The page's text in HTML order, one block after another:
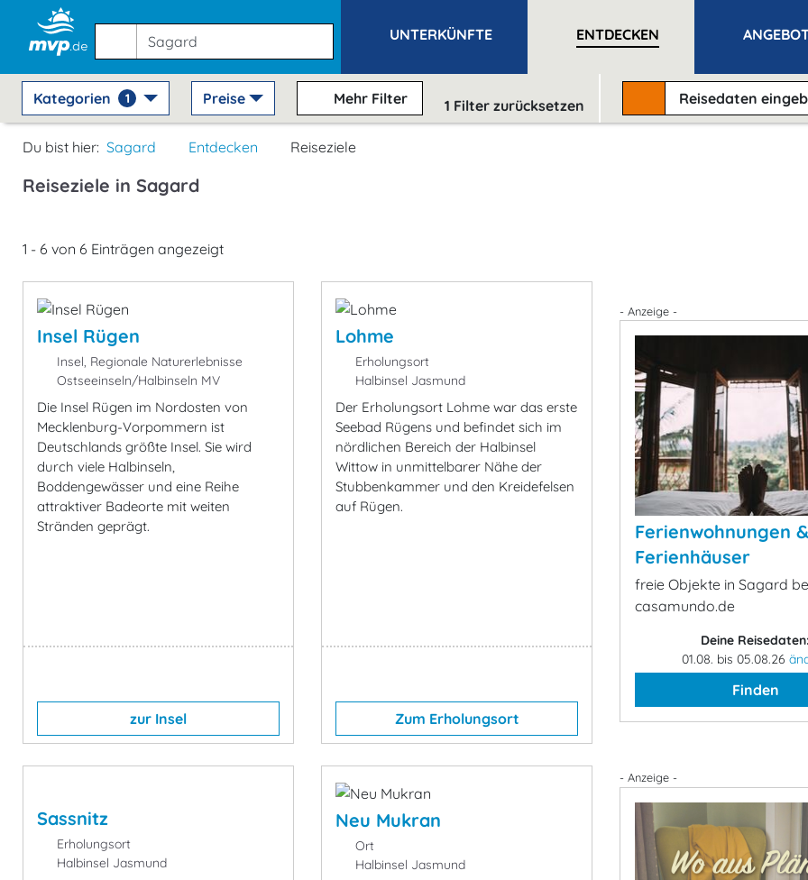
UNTERKÜNFTE ENTDECKEN
Kategorien 1 Preise Mehr Filter 1 Filter zurücksetzen Reisedaten
Du bist hier: Sagard Entdecken Reiseziele
Reiseziele in Sagard
1 - 6 von 6 Einträgen angezeigt
Insel Rügen
Insel, Regionale Naturerlebnisse
Ostseeinseln/Halbinseln MV
Die Insel Rügen im Nordosten von
Mecklenburg-Vorpommern ist
Deutschlands größte Insel. Sie wird
durch viele Halbinseln,
Boddengewässer und eine Reihe
attraktiver Badeorte mit weiten
Stränden geprägt.
zur Insel
Lohme
Erholungsort
Halbinsel Jasmund
Der Erholungsort Lohme war das erste
Seebad Rügens und befindet sich im
nördlichen Bereich der Halbinsel
Wittow in unmittelbarer Nähe der
Stubbenkammer und den Kreidefelsen
auf Rügen.
Zum Erholungsort
- Anzeige -
Ferienwohnungen &
Ferienhäuser
freie Objekte in Sagard
casamundo.de
Deine
01.08. bis 05.08.26
Finden
Sassnitz
Erholungsort
Halbinsel Jasmund
Neu Mukran
Ort
Halbinsel Jasmund
- Anzeige -